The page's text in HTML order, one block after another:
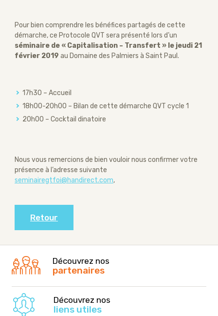
Pour bien comprendre les bénéfices partagés de cette
démarche, ce Protocole QVT sera présenté lors d’un
séminaire de « Capitalisation – Transfert » le jeudi 21
février 2019 au Domaine des Palmiers à Saint Paul.
17h30 – Accueil
18h00-20h00 – Bilan de cette démarche QVT cycle 1
20h00 – Cocktail dinatoire
Nous vous remercions de bien vouloir nous confirmer votre
présence à l’adresse suivante
seminairegtfoi@handirect.com,
Retour
Découvrez nos
partenaires
Découvrez nos
liens utiles